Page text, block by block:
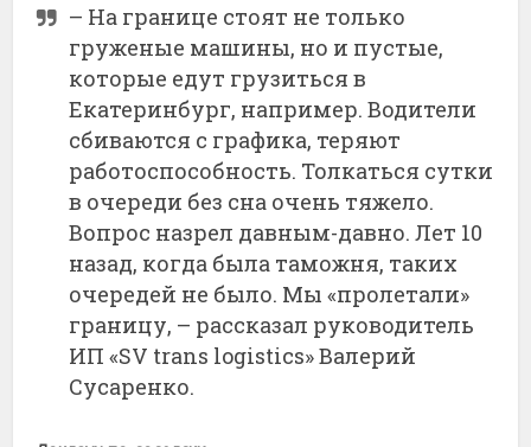
– На границе стоят не только
груженые машины, но и пустые,
которые едут грузиться в
Екатеринбург, например. Водители
сбиваются с графика, теряют
работоспособность. Толкаться сутки
в очереди без сна очень тяжело.
Вопрос назрел давным-давно. Лет 10
назад, когда была таможня, таких
очередей не было. Мы «пролетали»
границу, – рассказал руководитель
ИП «SV trans logistics» Валерий
Сусаренко.